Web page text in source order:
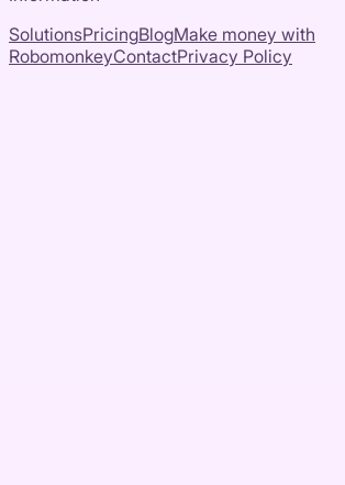
SolutionsPricingBlogMake money with
RobomonkeyContactPrivacy Policy